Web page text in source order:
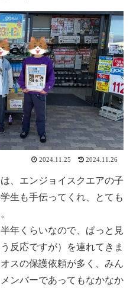
2024.11.25 2024.11.26
、エンジョイスクエアの子
生も手伝ってくれ、とても
年くらいなので、ぱっと見
反応ですが）を連れてきま
スの保護依頼が多く、みん
ンバーであってもなかなか